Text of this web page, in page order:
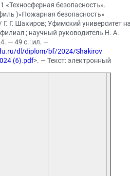
«Техносферная безопасность».
)«Пожарная безопасность»
Г. Г. Шакиров; Уфимский университет
; научный руководитель Н. А.
— 49 с.: ил. —
dl/diplom/bf/2024/Shakirov
(6).pdf>. — Текст: электронный